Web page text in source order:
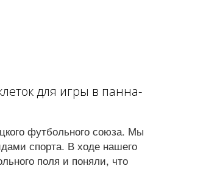
для игры в панна-
футбольного союза. Мы
спорта. В ходе нашего
поля и поняли, что